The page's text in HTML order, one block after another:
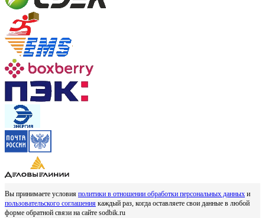
Вы принимаете условия политики в отношении обработки персональных данных и
пользовательского соглашения каждый раз, когда оставляете свои данные в любой
форме обратной связи на сайте sodbik.ru